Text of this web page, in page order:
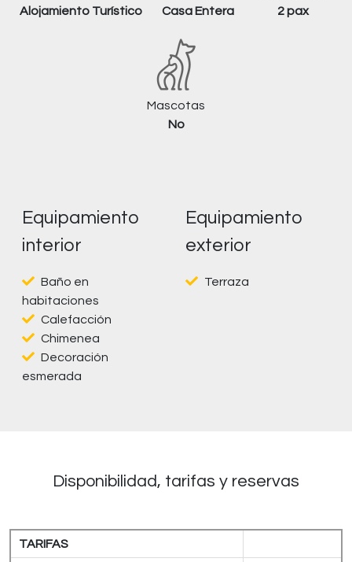
Alojamiento Turístico
Casa Entera
2 pax
Mascotas
No
Equipamiento
interior
Baño en
habitaciones
Calefacción
Chimenea
Decoración
esmerada
Equipamiento
exterior
Terraza
Disponibilidad, tarifas y reservas
TARIFAS